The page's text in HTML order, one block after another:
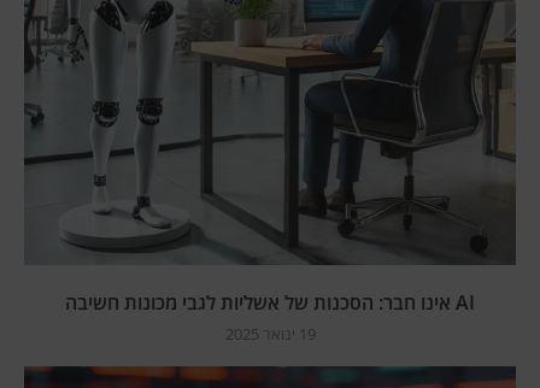
AI אינו חבר: הסכנות של אשליות לגבי מכונות חשיבה
19 ינואר 2025